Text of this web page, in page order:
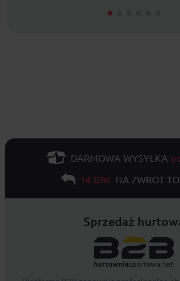
DARMOWA WYSYŁKA
14 DNI NA ZWROT
Sprzedaż